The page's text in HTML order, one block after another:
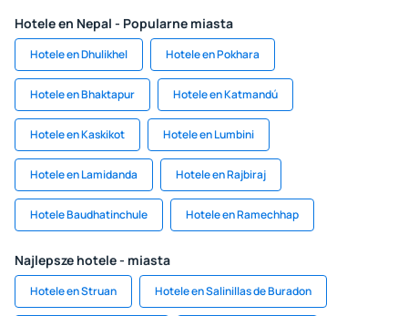
Hotele en Nepal - Popularne miasta
Hotele en Dhulikhel Hotele en Pokhara
Hotele en Bhaktapur Hotele en Katmandú
Hotele en Kaskikot Hotele en Lumbini
Hotele en Lamidanda Hotele en Rajbiraj
Hotele Baudhatinchule Hotele en Ramechhap
Najlepsze hotele - miasta
Hotele en Struan Hotele en Salinillas de Buradon